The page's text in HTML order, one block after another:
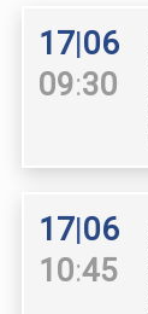
17|06
09:30
17|06
10:45